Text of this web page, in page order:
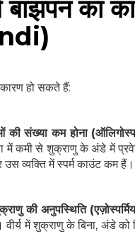
बांझपन
हो सकते हैं:
संख्या कम होना
में कमी से शुक्राणु के अंडे में
व्यक्ति में स्पर्म काउंट कम हैं।
की अनुपस्थिति
वीर्य में शुक्राणु के बिना, अंडे को